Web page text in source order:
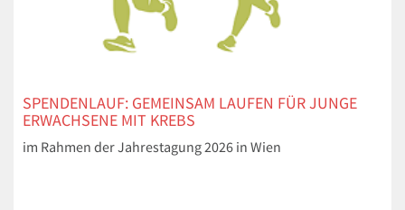
SPENDENLAUF: GEMEINSAM LAUFEN FÜR JUNGE
ERWACHSENE MIT KREBS
im Rahmen der Jahrestagung 2026 in Wien